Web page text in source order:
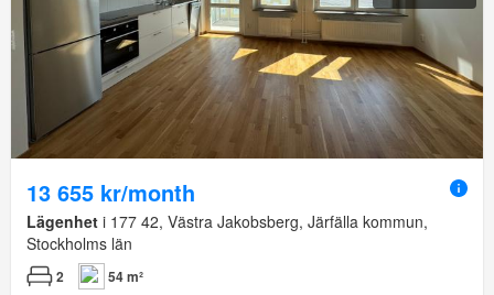
13 655 kr/month
Lägenhet i 177 42, Västra Jakobsberg, Järfälla kommun,
Stockholms län
2 54 m²